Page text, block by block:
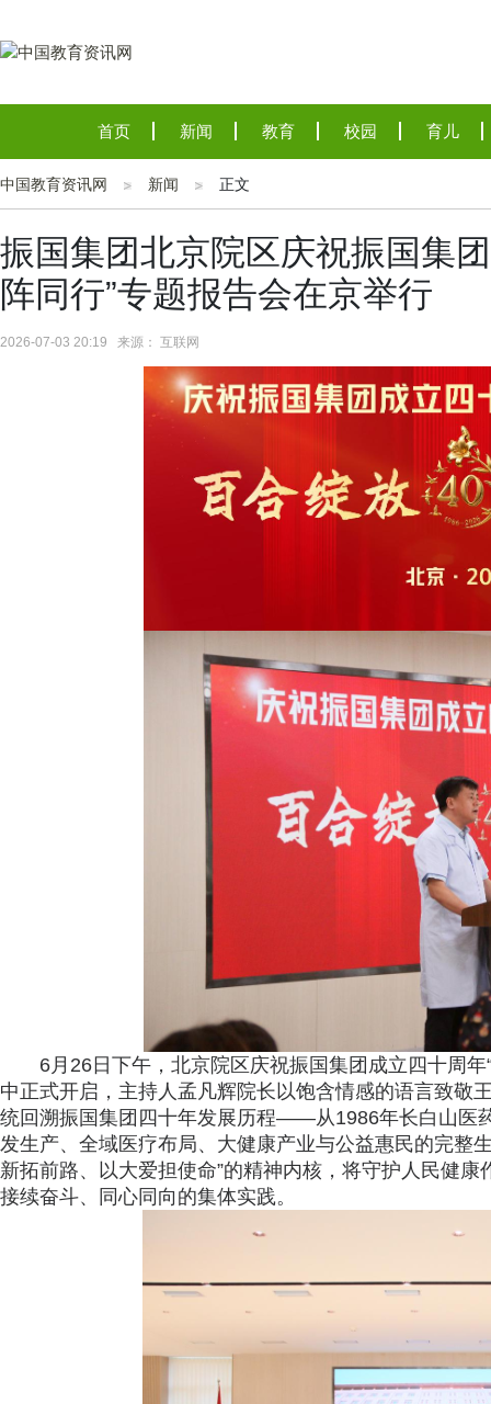
首页 新闻 教育 校园 育儿
中国教育资讯网 新闻 正文
振国集团北京院区庆祝振国集
阵同行”专题报告会在京举行
2026-07-03 20:19 来源： 互联网
6月26日下午，北京院区庆祝振国集团成立四十周
中正式开启，主持人孟凡辉院长以饱含情感的语言致敬
统回溯振国集团四十年发展历程——从1986年长白山医
发生产、全域医疗布局、大健康产业与公益惠民的完整
新拓前路、以大爱担使命”的精神内核，将守护人民健
接续奋斗、同心同向的集体实践。